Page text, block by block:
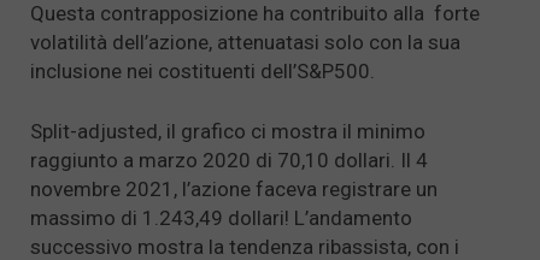
Questa contrapposizione ha contribuito alla forte
volatilità dell’azione, attenuatasi solo con la sua
inclusione nei costituenti dell’S&P500.
Split-adjusted, il grafico ci mostra il minimo
raggiunto a marzo 2020 di 70,10 dollari. Il 4
novembre 2021, l’azione faceva registrare un
massimo di 1.243,49 dollari! L’andamento
successivo mostra la tendenza ribassista, con i